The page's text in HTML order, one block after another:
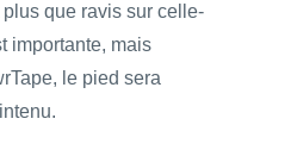
que ravis sur celle-
importante, mais
le pied sera